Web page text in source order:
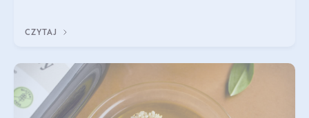
CZYTAJ